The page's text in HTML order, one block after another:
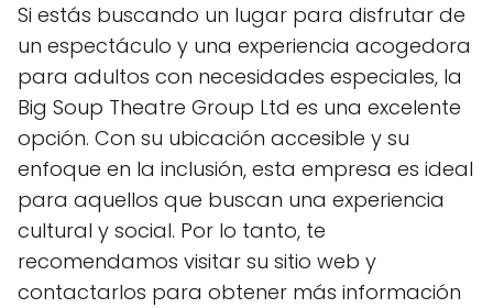
Si estás buscando un lugar para disfrutar de
un espectáculo y una experiencia acogedora
para adultos con necesidades especiales, la
Big Soup Theatre Group Ltd es una excelente
opción. Con su ubicación accesible y su
enfoque en la inclusión, esta empresa es ideal
para aquellos que buscan una experiencia
cultural y social. Por lo tanto, te
recomendamos visitar su sitio web y
contactarlos para obtener más información